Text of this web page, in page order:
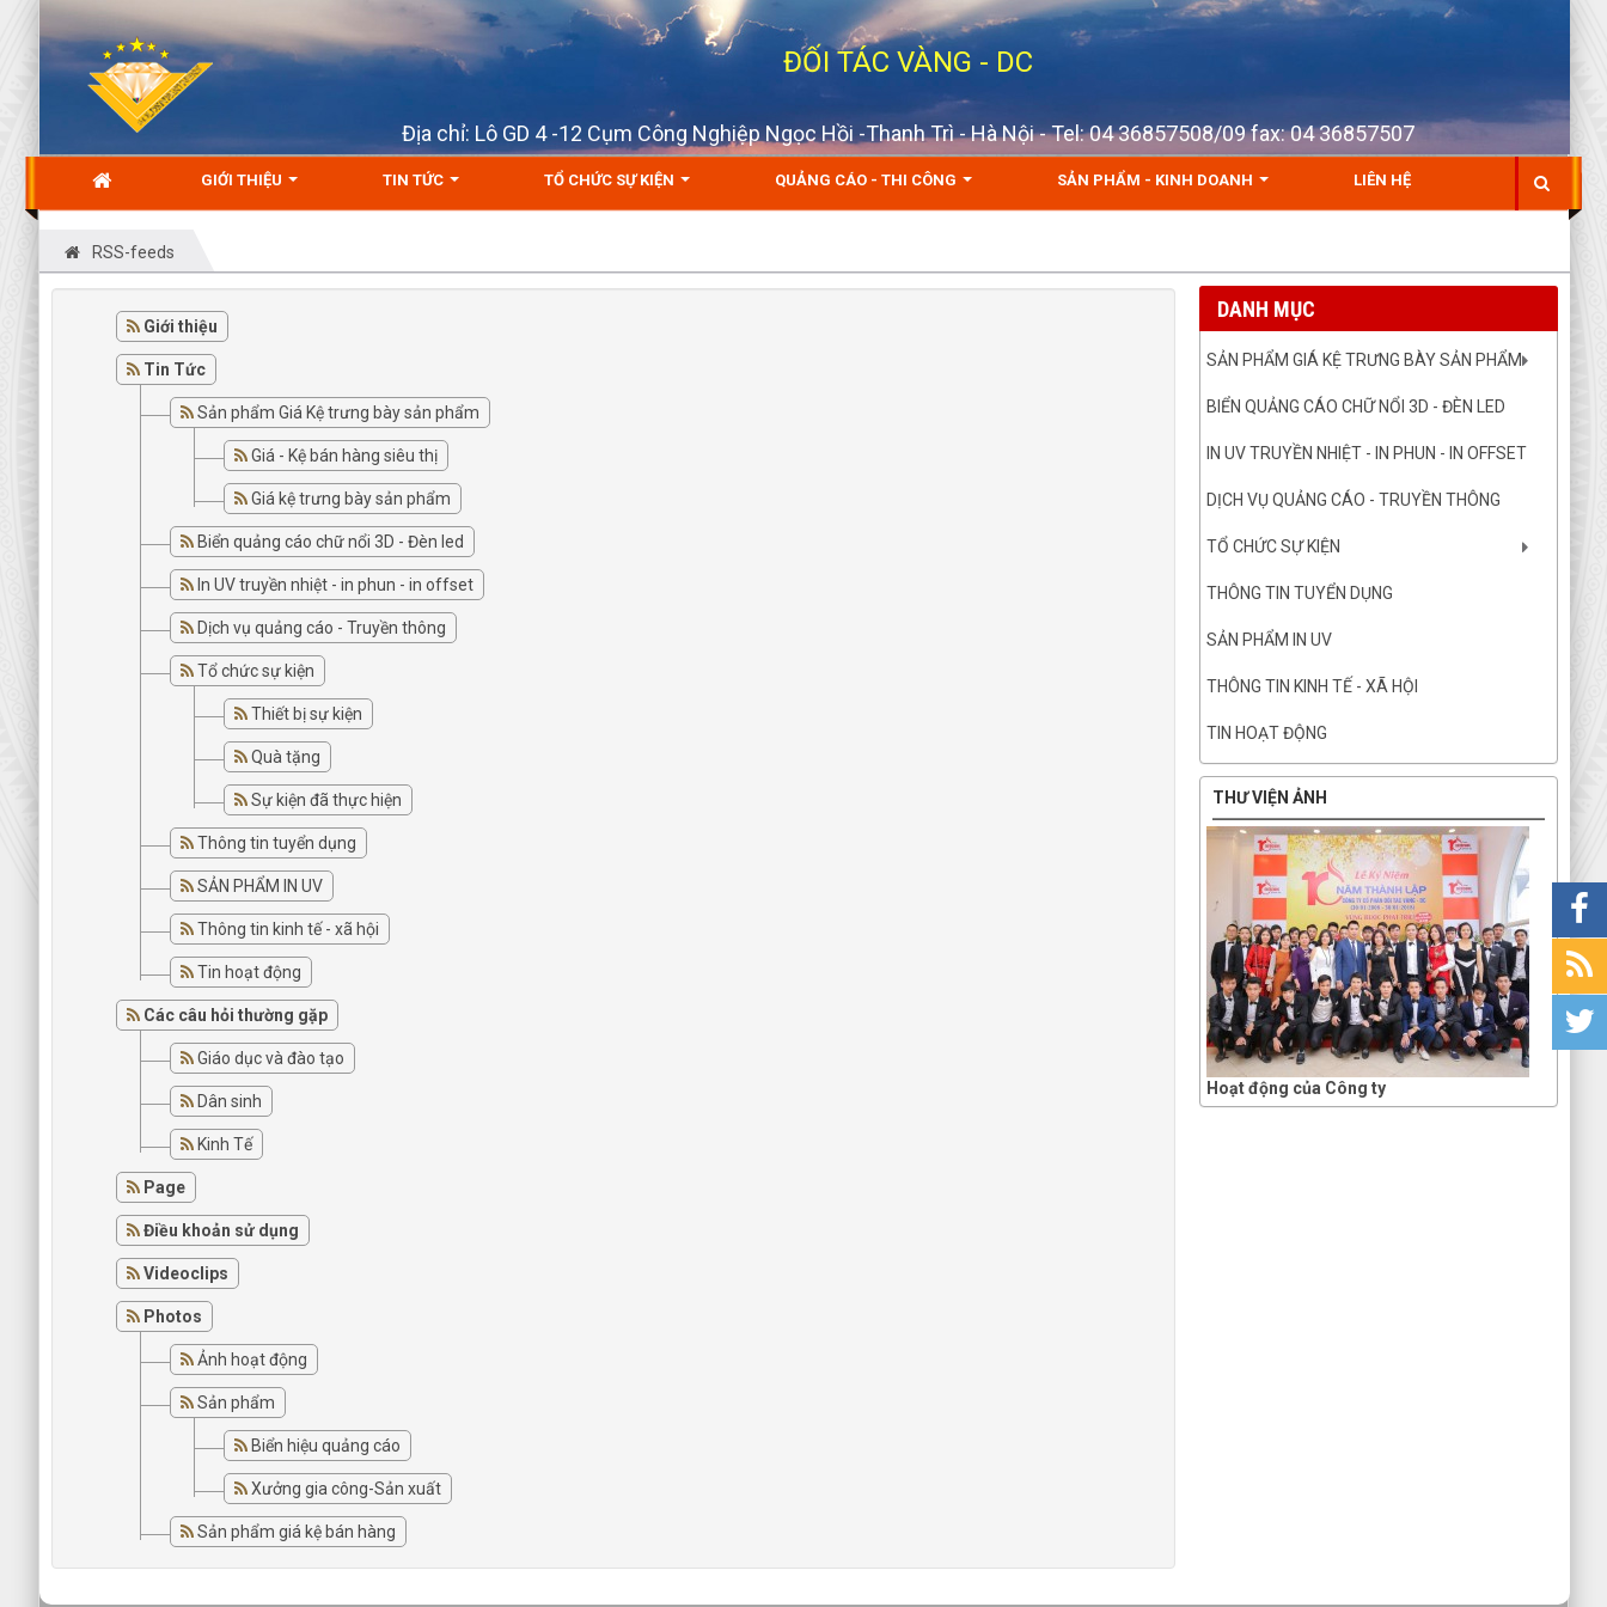
ĐỐI TÁC VÀNG - DC
Địa chỉ: Lô GD 4 -12 Cụm Công Nghiệp Ngọc Hồi -Thanh Trì - Hà Nội - Tel: 04 36857508/09 fax: 04 36857507
GIỚI THIỆU TIN TỨC TỔ CHỨC SỰ KIỆN QUẢNG CÁO - THI CÔNG SẢN PHẨM - KINH DOANH LIÊN HỆ
RSS-feeds
Giới thiệu
Tin Tức
Sản phẩm Giá Kệ trưng bày sản phẩm
Giá - Kệ bán hàng siêu thị
Giá kệ trưng bày sản phẩm
Biển quảng cáo chữ nổi 3D - Đèn led
In UV truyền nhiệt - in phun - in offset
Dịch vụ quảng cáo - Truyền thông
Tổ chức sự kiện
Thiết bị sự kiện
Quà tặng
Sự kiện đã thực hiện
Thông tin tuyển dụng
SẢN PHẨM IN UV
Thông tin kinh tế - xã hội
Tin hoạt động
Các câu hỏi thường gặp
Giáo dục và đào tạo
Dân sinh
Kinh Tế
Page
Điều khoản sử dụng
Videoclips
Photos
Ảnh hoạt động
Sản phẩm
Biển hiệu quảng cáo
Xưởng gia công-Sản xuất
Sản phẩm giá kệ bán hàng
DANH MỤC
SẢN PHẨM GIÁ KỆ TRƯNG BÀY SẢN PHẨM
BIỂN QUẢNG CÁO CHỮ NỔI 3D - ĐÈN LED
IN UV TRUYỀN NHIỆT - IN PHUN - IN OFFSET
DỊCH VỤ QUẢNG CÁO - TRUYỀN THÔNG
TỔ CHỨC SỰ KIỆN
THÔNG TIN TUYỂN DỤNG
SẢN PHẨM IN UV
THÔNG TIN KINH TẾ - XÃ HỘI
TIN HOẠT ĐỘNG
THƯ VIỆN ẢNH
Hoạt động của Công ty